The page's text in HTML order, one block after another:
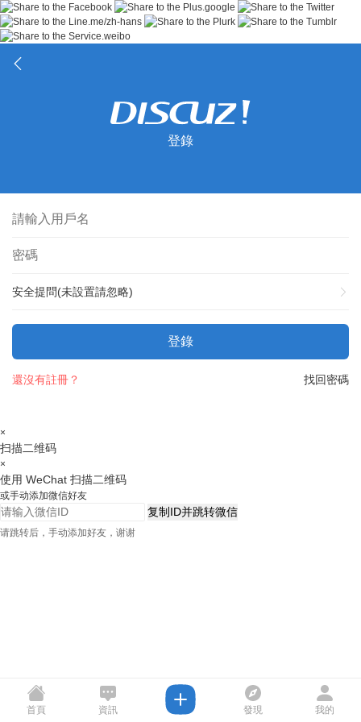
登錄
安全提問(未設置請忽略)
登錄
找回密碼
還沒有註冊？
×
扫描二维码
×
使用 WeChat 扫描二维码
或手动添加微信好友
复制ID并跳转微信
请跳转后，手动添加好友，谢谢
首頁 資訊 發現 我的